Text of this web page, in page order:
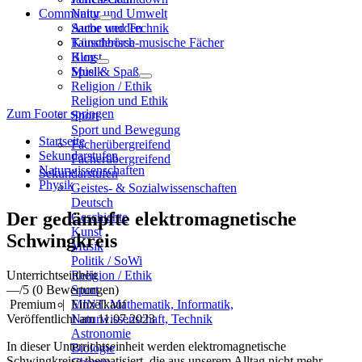
Natur und Umwelt
Sache und Technik
Künstlerisch-musische Fächer
Kunst
Musik
Religion / Ethik
Religion und Ethik
Sport
Sport und Bewegung
Fächerübergreifend
Fächerübergreifend
Sekundarstufen
Geistes- & Sozialwissenschaften
Deutsch
Geschichte
Kunst
Musik
Politik / SoWi
Religion / Ethik
Sport
MINT: Mathematik, Informatik,
Naturwissenschaft, Technik
Astronomie
Biologie
Community
Autor werden
Tauschbörse
Blog
Spiel & Spaß
Zum Footer springen
Startseite
Sekundarstufen
Naturwissenschaften
Physik
Der gedämpfte elektromagnetische
Schwingkreis
Unterrichtseinheit
—/5 (0 Bewertungen)
Premium| Einzelkauf
Veröffentlicht am 11.07.2023
In dieser Unterrichtseinheit werden elektromagnetische